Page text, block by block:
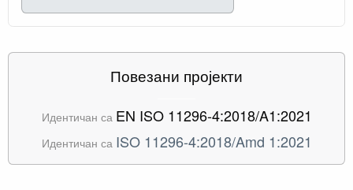
Повезани пројекти
Идентичан са EN ISO 11296-4:2018/A1:2021
Идентичан са ISO 11296-4:2018/Amd 1:2021